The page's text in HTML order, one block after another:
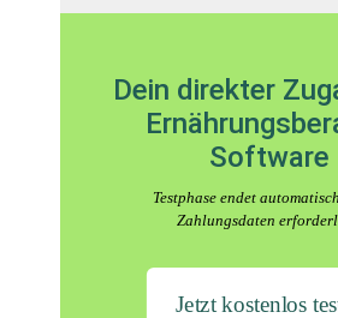
Dein direkter
Software
Testphase endet
Zahlungsdaten
Jetzt kostenlos